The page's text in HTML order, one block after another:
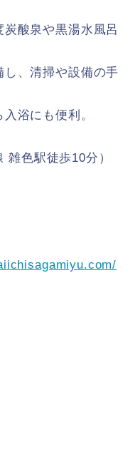
酸泉や黒湯水風呂
、清掃や設備の手
浴にも便利。
色駅徒歩10分）